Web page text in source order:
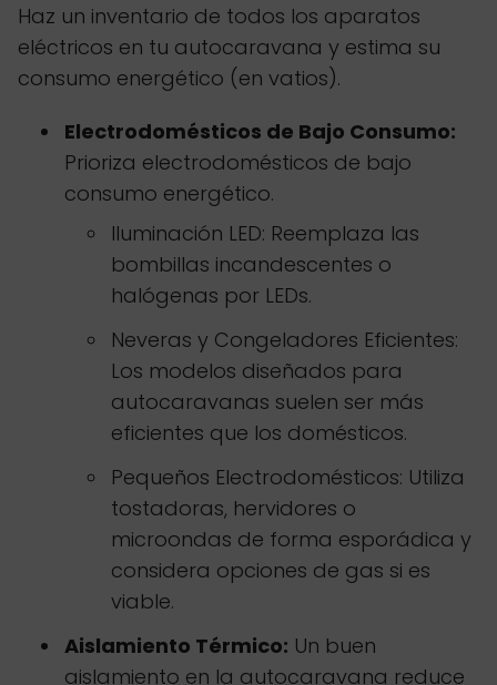
Haz un inventario de todos los aparatos
eléctricos en tu autocaravana y estima su
consumo energético (en vatios).
Electrodomésticos de Bajo Consumo:
Prioriza electrodomésticos de bajo
consumo energético.
Iluminación LED: Reemplaza las
bombillas incandescentes o
halógenas por LEDs.
Neveras y Congeladores Eficientes:
Los modelos diseñados para
autocaravanas suelen ser más
eficientes que los domésticos.
Pequeños Electrodomésticos: Utiliza
tostadoras, hervidores o
microondas de forma esporádica y
considera opciones de gas si es
viable.
Aislamiento Térmico: Un buen
aislamiento en la autocaravana reduce